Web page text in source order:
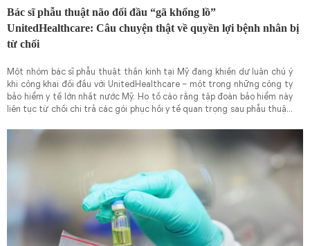
Bác sĩ phẫu thuật não đối đầu “gã khổng lồ”
UnitedHealthcare: Câu chuyện thật về quyền lợi bệnh nhân bị
từ chối
Một nhóm bác sĩ phẫu thuật thần kinh tại Mỹ đang khiến dư luận chú ý
khi công khai đối đầu với UnitedHealthcare – một trong những công ty
bảo hiểm y tế lớn nhất nước Mỹ. Họ tố cáo rằng tập đoàn bảo hiểm này
liên tục từ chối chi trả các gói phục hồi y tế quan trọng sau phẫu thuật,
hoặc tàn tật vĩnh viễn.